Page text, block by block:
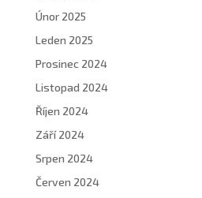
Únor 2025
Leden 2025
Prosinec 2024
Listopad 2024
Říjen 2024
Září 2024
Srpen 2024
Červen 2024